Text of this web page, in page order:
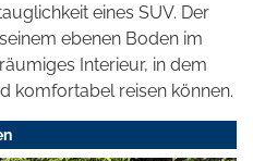
eines SUV. Der
ebenen Boden im
Interieur, in dem
komfortabel reisen können.